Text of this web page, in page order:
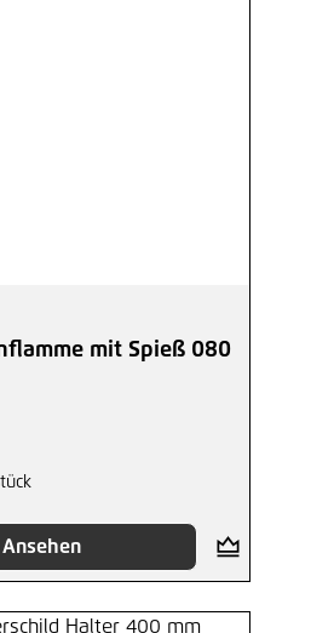
mit Spieß 080
Ansehen